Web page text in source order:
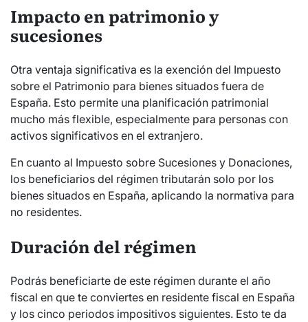
Impacto en patrimonio y
sucesiones
Otra ventaja significativa es la exención del Impuesto
sobre el Patrimonio para bienes situados fuera de
España. Esto permite una planificación patrimonial
mucho más flexible, especialmente para personas con
activos significativos en el extranjero.
En cuanto al Impuesto sobre Sucesiones y Donaciones,
los beneficiarios del régimen tributarán solo por los
bienes situados en España, aplicando la normativa para
no residentes.
Duración del régimen
Podrás beneficiarte de este régimen durante el año
fiscal en que te conviertes en residente fiscal en España
y los cinco periodos impositivos siguientes. Esto te da